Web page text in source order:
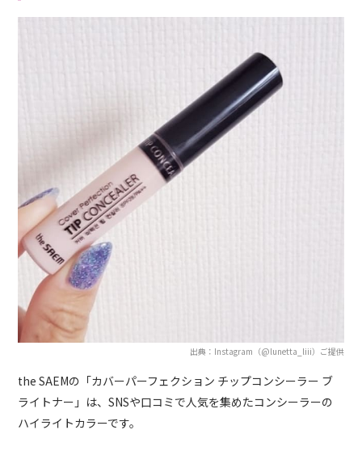
出典：Instagram（@lunetta_liii）ご提供
the SAEMの「カバーパーフェクション チップコンシーラー ブ
ライトナー」は、SNSや口コミで人気を集めたコンシーラーの
ハイライトカラーです。